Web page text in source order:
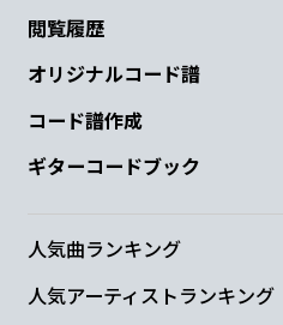
閲覧履歴
オリジナルコード譜
コード譜作成
ギターコードブック
人気曲ランキング
人気アーティストランキング